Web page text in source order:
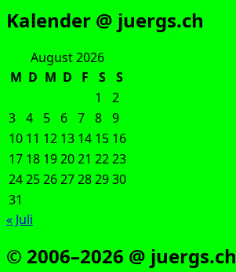
Kalender @ juergs.ch
August 2026
M D M D F S
S
1
2
3 4 5 6 7 8 9
10 11 12 13 14 15 16
17 18 192021 2223
24252627282930
31
« Juli
© 2006–2026 @ juergs.ch